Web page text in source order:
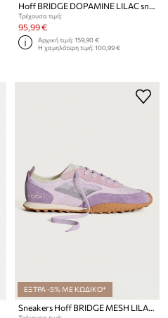
Hoff BRIDGE DOPAMINE LILAC sneakers γυναικεία δερμάτινα
Τρέχουσα τιμή:
95,99 €
Αρχική τιμή:159,90 €
Η χαμηλότερη τιμή:100,99 €
ΕΞΤΡΑ -5% ΜΕ ΚΩΔΙΚΟ*